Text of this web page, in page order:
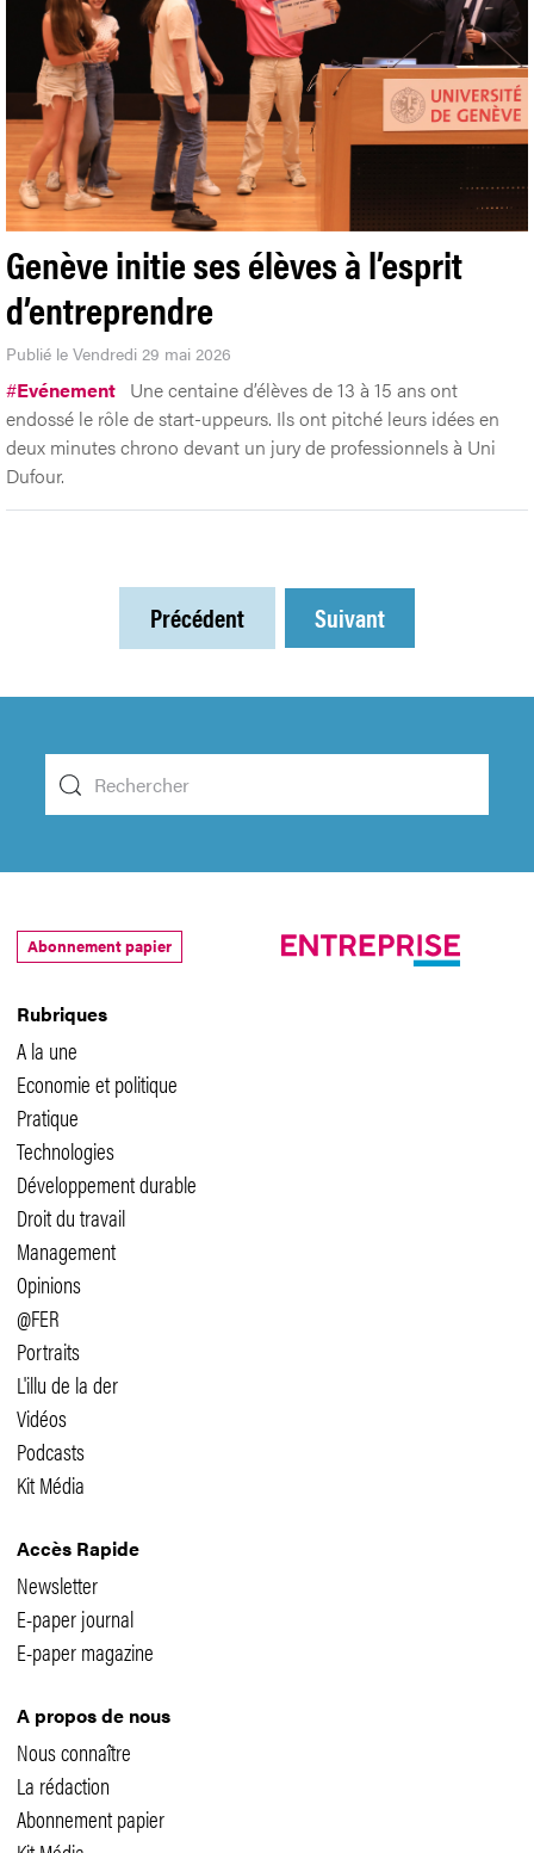
Genève initie ses élèves à l’esprit
d’entreprendre
Publié le Vendredi 29 mai 2026
#Evénement Une centaine d’élèves de 13 à 15 ans ont
endossé le rôle de start-uppeurs. Ils ont pitché leurs idées en
deux minutes chrono devant un jury de professionnels à Uni
Dufour.
Précédent Suivant
Rubriques
A la une
Economie et politique
Pratique
Technologies
Développement durable
Droit du travail
Management
Opinions
@FER
Portraits
L'illu de la der
Vidéos
Podcasts
Kit Média
Accès Rapide
Newsletter
E-paper journal
E-paper magazine
A propos de nous
Nous connaître
La rédaction
Abonnement papier
Abonnement papier